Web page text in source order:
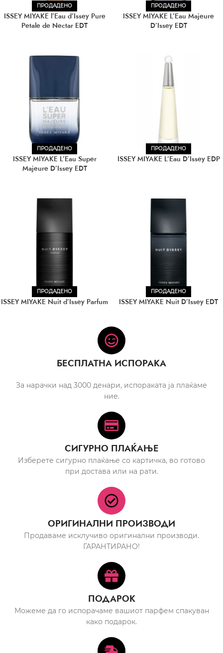
ПРОДАДЕНО
ISSEY MIYAKE l’Eau d’Issey Pure
Petale de Nectar EDT
ПРОДАДЕНО
ISSEY MIYAKE L’Eau Majeure
D’Issey EDT
ПРОДАДЕНО
ISSEY MIYAKE L’Eau Super
Majeure D’Issey EDT
ПРОДАДЕНО
ISSEY MIYAKE L’Eau D’Issey EDP
ПРОДАДЕНО
ISSEY MIYAKE Nuit d’Issey Parfum
ПРОДАДЕНО
ISSEY MIYAKE Nuit D’Issey EDT
БЕСПЛАТНА ИСПОРАКА
За нарачки над 3000 денари, испораката ја плаќаме
ние.
СИГУРНО ПЛАЌАЊЕ
Изберете сигурно плаќање со картичка, во готово
при достава или на рати.
ОРИГИНАЛНИ ПРОИЗВОДИ
Продаваме исклучиво оригинални производи.
ГАРАНТИРАНО!
ПОДАРОК
Можеме да го испорачаме вашиот парфем спакуван
како подарок.